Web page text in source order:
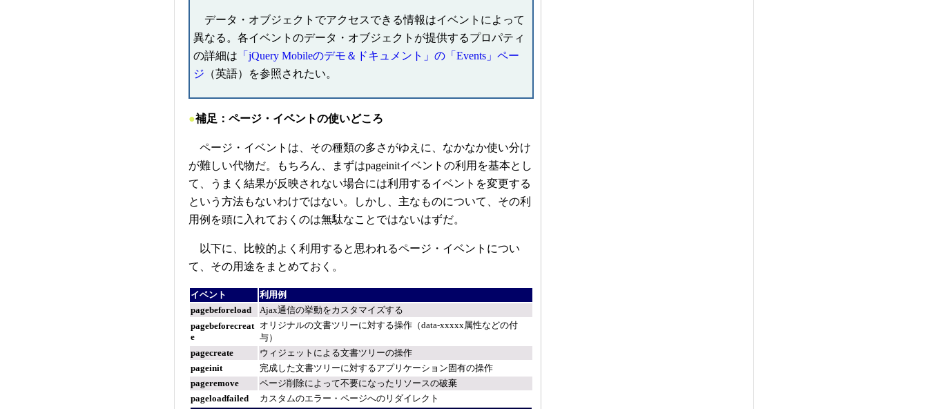
データ・オブジェクトでアクセスできる情報はイベントによって
異なる。各イベントのデータ・オブジェクトが提供するプロパティ
の詳細は 「jQuery Mobileのデモ＆ドキュメント」の「Events」ペー
ジ （英語）を参照されたい。
●補足：ページ・イベントの使いどころ
ページ・イベントは、その種類の多さがゆえに、なかなか使い分け
が難しい代物だ。もちろん、まずはpageinitイベントの利用を基本とし
て、うまく結果が反映されない場合には利用するイベントを変更する
という方法もないわけではない。しかし、主なものについて、その利
用例を頭に入れておくのは無駄なことではないはずだ。
以下に、比較的よく利用すると思われるページ・イベントについ
て、その用途をまとめておく。
イベント
利用例
pagebeforeload
Ajax通信の挙動をカスタマイズする
pagebeforecreat
e
オリジナルの文書ツリーに対する操作（data-xxxxx属性などの付
与）
pagecreate
ウィジェットによる文書ツリーの操作
pageinit
完成した文書ツリーに対するアプリケーション固有の操作
pageremove
ページ削除によって不要になったリソースの破棄
pageloadfailed
カスタムのエラー・ページへのリダイレクト